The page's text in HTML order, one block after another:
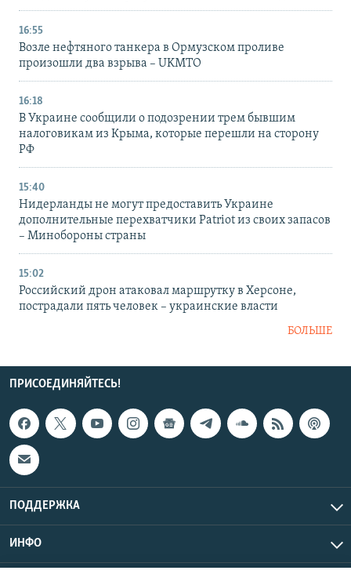
16:55
Возле нефтяного танкера в Ормузском проливе
произошли два взрыва – UKMTO
16:18
В Украине сообщили о подозрении трем бывшим
налоговикам из Крыма, которые перешли на сторону
РФ
15:40
Нидерланды не могут предоставить Украине
дополнительные перехватчики Patriot из своих запасов
– Минобороны страны
15:02
Российский дрон атаковал маршрутку в Херсоне,
пострадали пять человек – украинские власти
БОЛЬШЕ
ПРИСОЕДИНЯЙТЕСЬ!
ПОДДЕРЖКА
ИНФО